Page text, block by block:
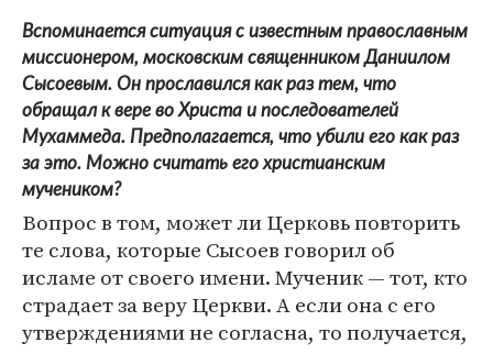
Вспоминается ситуация с известным православным
миссионером, московским священником Даниилом
Сысоевым. Он прославился как раз тем, что
обращал к вере во Христа и последователей
Мухаммеда. Предполагается, что убили его как раз
за это. Можно считать его христианским
мучеником?
Вопрос в том, может ли Церковь повторить
те слова, которые Сысоев говорил об
исламе от своего имени. Мученик — тот, кто
страдает за веру Церкви. А если она с его
утверждениями не согласна, то получается,